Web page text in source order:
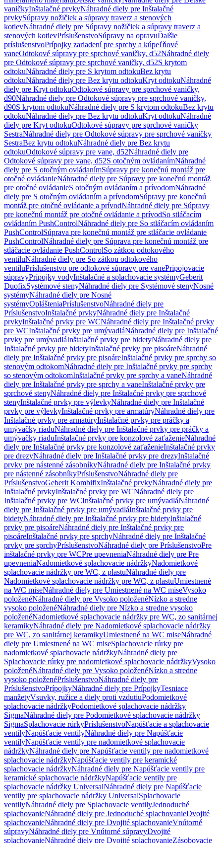
vaničkyInštalačné prvkyNáhradné diely pre Inštalačné
prvkySúpravy nožičiek a súpravy traverz a stenových
kotievNáhradné diely pre Súpravy nožičiek a súpravy traverz a
stenových kotievPríslušenstvoSúpravy na opravuĎalšie
príslušenstvoPrípojky zariadení pre sprchy a kúpeľňové
vaneOdtokové súpravy pre sprchové vaničky, d52Náhradné diely
pre Odtokové súpravy pre sprchové vaničky, d52S krytom
odtokuNáhradné diely pre S krytom odtokuBez krytu
odtokuNáhradné diely pre Bez krytu odtokuKryt odtokuNáhradné
diely pre Kryt odtokuOdtokové súpravy pre sprchové vaničky,
d90Náhradné diely pre Odtokové súpravy pre sprchové vaničky,
d90S krytom odtokuNáhradné diely pre S krytom odtokuBez krytu
odtokuNáhradné diely pre Bez krytu odtokuKryt odtokuNáhradné
diely pre Kryt odtokuOdtokové súpravy pre sprchové vaničky
SestraNáhradné diely pre Odtokové súpravy pre sprchové vaničky
SestraBez krytu odtokuNáhradné diely pre Bez krytu
odtokuOdtokové súpravy pre vane, d52Náhradné diely pre
Odtokové súpravy pre vane, d52S otočným ovládanímNáhradné
diely pre S otočným ovládanímSúpravy pre konečnú montáž pre
otočné ovládanieNáhradné diely pre Súpravy pre konečnú montáž
pre otočné ovládanieS otočným ovládaním a prívodomNáhradné
diely pre S otočným ovládaním a prívodomSúpravy pre konečnú
montáž pre otočné ovládanie a prívodNáhradné diely pre Súpravy
pre konečnú montáž pre otočné ovládanie a prívodSo stláčacím
ovládaním PushControlNáhradné diely pre So stláčacím ovládaním
PushControlSúprava pre konečnú montáž pre stláčacie ovládanie
PushControlNáhradné diely pre Súprava pre konečnú montáž pre
stláčacie ovládanie PushControlSo zátkou odtokového
ventiluNáhradné diely pre So zátkou odtokového
ventiluPríslušenstvo pre odtokové súpravy pre vanePripojovacie
súpravyPrípojky vodyInštalačné a splachovacie systémyGeberit
DuofixSystémové stenyNáhradné diely pre Systémové stenyNosné
systémyNáhradné diely pre Nosné
systémyOplášteniaPríslušenstvoNáhradné diely pre
PríslušenstvoInštalačné prvkyNáhradné diely pre Inštalačné
prvkyInštalačné prvky pre WCNáhradné diely pre Inštalačné prvky
pre WCInštalačné prvky pre umývadláNáhradné diely pre Inštalačné
prvky pre umývadláInštalačné prvky pre bidetyNáhradné diely pre
Inštalačné prvky pre bidetyInštalačné prvky pre pisoáreNáhradné
diely pre Inštalačné prvky pre pisoáreInštalačné prvky pre sprchy so
stenovým odtokomNáhradné diely pre Inštalačné prvky pre sprchy
so stenovým odtokomInštalačné prvky pre sprchy a vaneNáhradné
diely pre Inštalačné prvky pre sprchy a vaneInštalačné prvky pre
sprchové stenyNáhradné diely pre Inštalačné prvky pre sprchové
stenyInštalačné prvky pre výlevkyNáhradné diely pre Inštalačné
prvky pre výlevkyInštalačné prvky pre armatúryNáhradné diely pre
Inštalačné prvky pre armatúryInštalačné prvky pre práčky a
umývačky riaduNáhradné diely pre Inštalačné prvky pre práčky a
umývačky riaduInštalačné prvky pre konzolové zaťaženieNáhradné
diely pre Inštalačné prvky pre konzolové zaťaženieInštalačné prvky
pre drezyNáhradné diely pre Inštalačné prvky pre drezyInštalačné
prvky pre nástenné zásobníkyNáhradné diely pre Inštalačné prvky
pre nástenné zásobníkyPríslušenstvoNáhradné diely pre
PríslušenstvoGeberit KombifixInštalačné prvkyNáhradné diely pre
Inštalačné prvkyInštalačné prvky pre WCNáhradné diely pre
Inštalačné prvky pre WCInštalačné prvky pre umývadláNáhradné
diely pre Inštalačné prvky pre umývadláInštalačné prvky pre
bidetyNáhradné diely pre Inštalačné prvky pre bidetyInštalačné
prvky pre pisoáreNáhradné diely pre Inštalačné prvky pre
pisoáreInštalačné prvky pre sprchyNáhradné diely pre Inštalačné
prvky pre sprchyPríslušenstvoNáhradné diely pre PríslušenstvoPre
inštalačné prvky pre WCPre upevneniaNáhradné diely pre Pre
upevneniaNadomietkové splachovacie nádržkyNadomietkové
splachovacie nádržky pre WC, z plastuNáhradné diely pre
Nadomietkové splachovacie nádržky pre WC, z plastuUmiestnené
na WC miseNáhradné diely pre Umiestnené na WC miseVysoko
položenéNáhradné diely pre Vysoko položenéNízko a stredne
vysoko položenéNáhradné diely pre Nízko a stredne vysoko
položenéNadomietkové splachovacie nádržky pre WC, zo sanitárnej
keramikyNáhradné diely pre Nadomietkové splachovacie nádržky
pre WC, zo sanitárnej keramikyUmiestnené na WC miseNáhradné
diely pre Umiestnené na WC miseSplachovacie rúrky pre
nadomietkové splachovacie nádržkyNáhradné diely pre
Splachovacie rúrky pre nadomietkové splachovacie nádržkyVysoko
položenéNáhradné diely pre Vysoko položenéNízko a stredne
vysoko položenéPríslušenstvoNáhradné diely pre
PríslušenstvoPrípojkyNáhradné diely pre PrípojkyTesniace
manžetyVsuvky, ružice a diely proti vzdutiuPodomietkové
splachovacie nádržkyPodomietkové splachovacie nádržky
SigmaNáhradné diely pre Podomietkové splachovacie nádržky
SigmaSplachovacie rúrkyPríslušenstvoNapúšťacie a splachovacie
ventilyNapúšťacie ventilyNáhradné diely pre Napúšťacie
ventilyNapúšťacie ventily pre nadomietkové splachovacie
nádržkyNáhradné diely pre Napúšťacie ventily pre nadomietkové
splachovacie nádržkyNapúšťacie ventily pre keramické
splachovacie nádržkyNáhradné diely pre Napúšťacie ventily pre
keramické splachovacie nádržkyNapúšťacie ventily pre
splachovacie nádržky UniversalNáhradné diely pre Napúšťacie
ventily pre splachovacie nádržky UniversalSplachovacie
ventilyNáhradné diely pre Splachovacie ventilyJednoduché
splachovanieNáhradné diely pre Jednoduché splachovanieDvojité
splachovanieNáhradné diely pre Dvojité splachovanieVnútorné
súpravyNáhradné diely pre Vnútorné súpravyDvojité
splachovanieNáhradné diely pre Dvojité splachovanieZásobovacie